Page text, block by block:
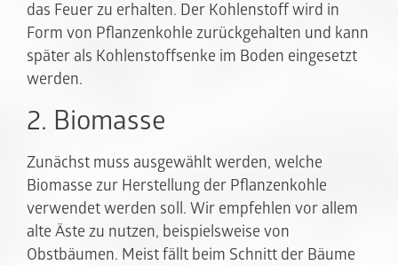
das Feuer zu erhalten. Der Kohlenstoff wird in
Form von Pflanzenkohle zurückgehalten und kann
später als Kohlenstoffsenke im Boden eingesetzt
werden.
2. Biomasse
Zunächst muss ausgewählt werden, welche
Biomasse zur Herstellung der Pflanzenkohle
verwendet werden soll. Wir empfehlen vor allem
alte Äste zu nutzen, beispielsweise von
Obstbäumen. Meist fällt beim Schnitt der Bäume